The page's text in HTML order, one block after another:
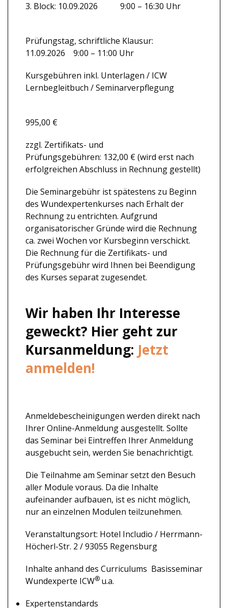
3. Block: 10.09.2026 9:00 – 16:30 Uhr
Prüfungstag, schriftliche Klausur:
11.09.2026 9:00 – 11:00 Uhr
Kursgebühren inkl. Unterlagen / ICW
Lernbegleitbuch / Seminarverpflegung
995,00 €
zzgl. Zertifikats- und
Prüfungsgebühren: 132,00 € (wird erst nach
erfolgreichen Abschluss in Rechnung gestellt)
Die Seminargebühr ist spätestens zu Beginn
des Wundexpertenkurses nach Erhalt der
Rechnung zu entrichten. Aufgrund
organisatorischer Gründe wird die Rechnung
ca. zwei Wochen vor Kursbeginn verschickt.
Die Rechnung für die Zertifikats- und
Prüfungsgebühr wird Ihnen bei Beendigung
des Kurses separat zugesendet.
Wir haben Ihr Interesse
geweckt? Hier geht zur
Kursanmeldung: Jetzt
anmelden!
Anmeldebescheinigungen werden direkt nach
Ihrer Online-Anmeldung ausgestellt. Sollte
das Seminar bei Eintreffen Ihrer Anmeldung
ausgebucht sein, werden Sie benachrichtigt.
Die Teilnahme am Seminar setzt den Besuch
aller Module voraus. Da die Inhalte
aufeinander aufbauen, ist es nicht möglich,
nur an einzelnen Modulen teilzunehmen.
Veranstaltungsort: Hotel Includio / Herrmann-
Höcherl-Str. 2 / 93055 Regensburg
Inhalte anhand des Curriculums Basisseminar
Wundexperte ICW® u.a.
Expertenstandards